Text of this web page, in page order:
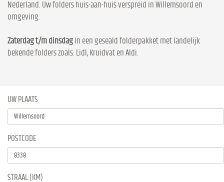
Nederland. Uw folders huis-aan-huis verspreid in Willemsoord en
omgeving.
Zaterdag t/m dinsdag In een geseald folderpakket met landelijk
bekende folders zoals: Lidl, Kruidvat en Aldi.
UW PLAATS
POSTCODE
STRAAL (KM)